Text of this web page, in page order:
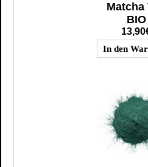
Matcha
BIO